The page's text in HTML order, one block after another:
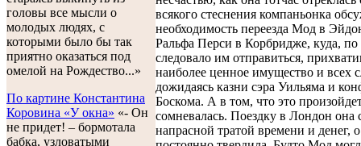
головы все мысли о
молодых людях, с
которыми было бы так
приятно оказаться под
омелой на Рождество...»
По картине Константина
Коровина «У окна» «- Он
не придет! – бормотала
бабка, узловатыми
всякого стеснения компаньонка
необходимость переезда Мод в
Ральфа Перси в Корбридже, куда,
следовало им отправиться,
наиболее ценное имущество и всех
дожидаясь казни сэра Уильяма и
Боскома. А в том, что это
сомневалась. Поездку в Лондон она
напрасной тратой времени и денег,